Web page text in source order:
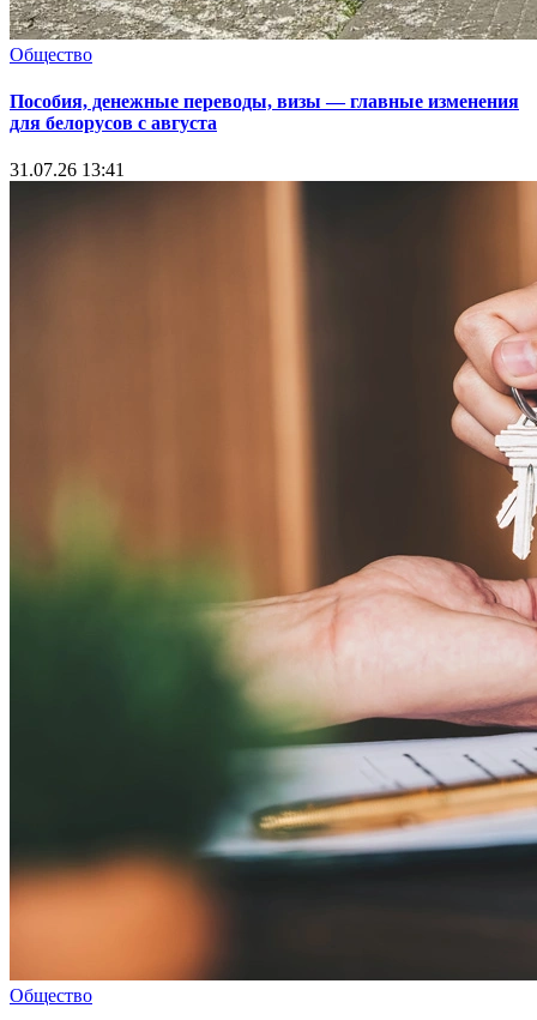
Общество
Пособия, денежные переводы, визы — главные изменения
для белорусов с августа
31.07.26 13:41
Общество